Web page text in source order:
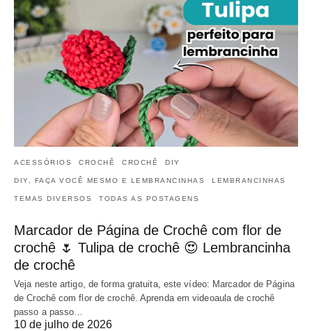
ACESSÓRIOS CROCHÊ CROCHÊ DIY
DIY, FAÇA VOCÊ MESMO E LEMBRANCINHAS LEMBRANCINHAS
TEMAS DIVERSOS TODAS AS POSTAGENS
Marcador de Página de Crochê com flor de
crochê 🌷 Tulipa de crochê 😍 Lembrancinha
de crochê
Veja neste artigo, de forma gratuita, este vídeo: Marcador de Página
de Crochê com flor de crochê. Aprenda em videoaula de crochê
passo a passo…
10 de julho de 2026